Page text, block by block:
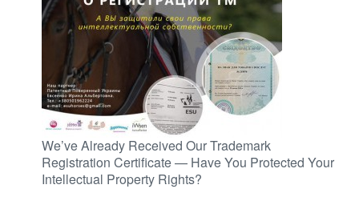
We’ve Already Received Our Trademark
Registration Certificate — Have You Protected Your
Intellectual Property Rights?